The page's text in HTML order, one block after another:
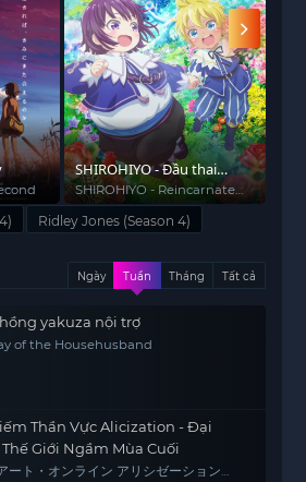
SHIROHIYO - Đầu thai
thành quý tộc mập ú, tôi
dùng ký ức kiếp trước để
nuôi dạy em trai
SHIROHIYO - Reincarnated
as a Neglected Noble:
Raising My Baby Brother
Past Life
Ridley Jones (Season 4)
Ngày Tuần Tháng Tất cả
yakuza nội trợ
of the Househusband
Thần Vực Alicization - Đại
Giới Ngầm Mùa Cuối
ート・オンライン アリシゼーション